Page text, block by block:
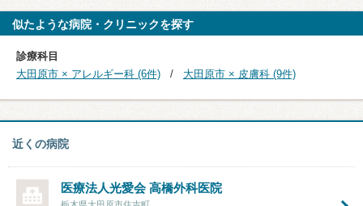
似たような病院・クリニックを探す
診療科目
大田原市 × アレルギー科 (6件)
大田原市 × 皮膚科 (9件)
近くの病院
医療法人光愛会 高橋外科医院